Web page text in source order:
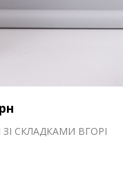
СКЛАДКАМИ ВГОРІ